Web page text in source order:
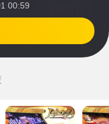
00:59